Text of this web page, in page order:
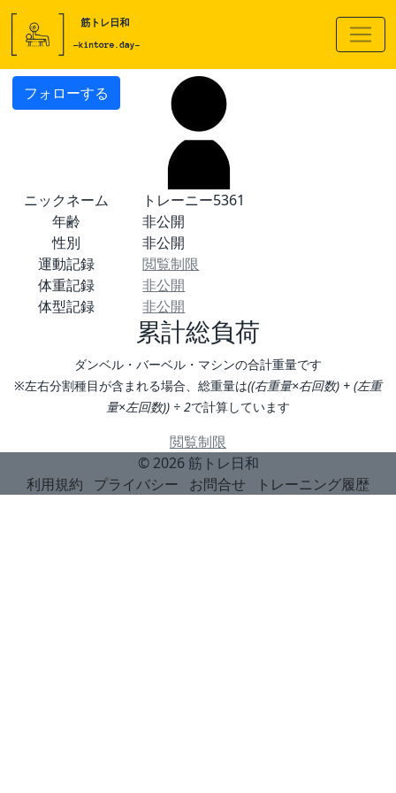
フォローする
ニックネーム
トレーニー5361
年齢
非公開
性別
非公開
運動記録
閲覧制限
体重記録
非公開
体型記録
非公開
累計総負荷
ダンベル・バーベル・マシンの合計重量です
※左右分割種目が含まれる場合、総重量は((右重量×右回数) + (左重
量×左回数)) ÷ 2で計算しています
閲覧制限
© 2026 筋トレ日和
利用規約
プライバシー お問合せ トレーニング履歴